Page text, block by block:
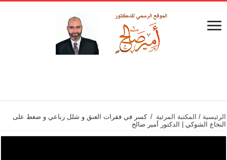
الرئيسية / المكتبة المرئية / كسر في فقرات العنق و شلل رباعي و ضغط على
النخاع الشوكي | الدكتور أمير صالح